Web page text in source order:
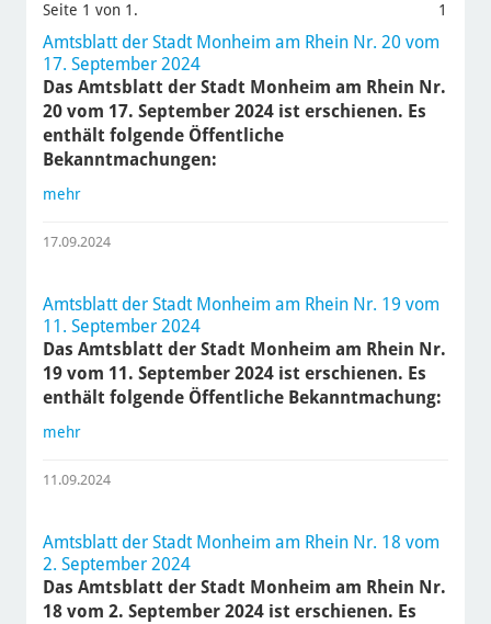
Seite 1 von 1. 1
Amtsblatt der Stadt Monheim am Rhein Nr. 20 vom
17. September 2024
Das Amtsblatt der Stadt Monheim am Rhein Nr.
20 vom 17. September 2024 ist erschienen. Es
enthält folgende Öffentliche
Bekanntmachungen:
mehr
17.09.2024
Amtsblatt der Stadt Monheim am Rhein Nr. 19 vom
11. September 2024
Das Amtsblatt der Stadt Monheim am Rhein Nr.
19 vom 11. September 2024 ist erschienen. Es
enthält folgende Öffentliche Bekanntmachung:
mehr
11.09.2024
Amtsblatt der Stadt Monheim am Rhein Nr. 18 vom
2. September 2024
Das Amtsblatt der Stadt Monheim am Rhein Nr.
18 vom 2. September 2024 ist erschienen. Es